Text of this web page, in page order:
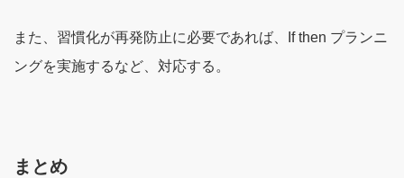
また、習慣化が再発防止に必要であれば、If then プランニ
ングを実施するなど、対応する。
まとめ